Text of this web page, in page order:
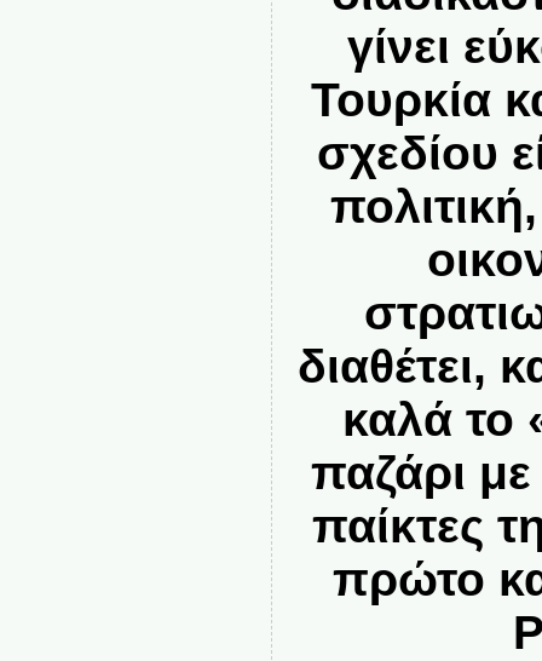
γίνει
Τουρκία
σχεδίου
διαθέτει,
καλά το
παζάρι
παίκτες
πρώτο